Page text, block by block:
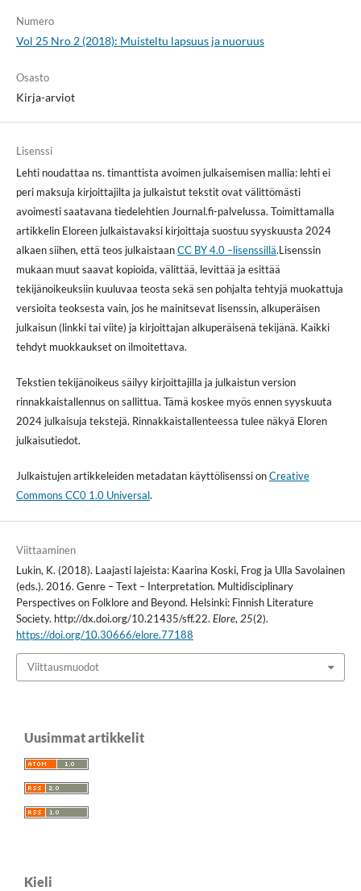
Numero
Vol 25 Nro 2 (2018): Muisteltu lapsuus ja nuoruus
Osasto
Kirja-arviot
Lisenssi
Lehti noudattaa ns. timanttista avoimen julkaisemisen mallia: lehti ei
peri maksuja kirjoittajilta ja julkaistut tekstit ovat välittömästi
avoimesti saatavana tiedelehtien Journal.fi-palvelussa. Toimittamalla
artikkelin Eloreen julkaistavaksi kirjoittaja suostuu syyskuusta 2024
alkaen siihen, että teos julkaistaanCC BY 4.0 –lisenssillä.Lisenssin
mukaan muut saavat kopioida, välittää, levittää ja esittää
tekijänoikeuksiin kuuluvaa teosta sekä sen pohjalta tehtyjä muokattuja
versioita teoksesta vain, jos he mainitsevat lisenssin, alkuperäisen
julkaisun (linkki tai viite) ja kirjoittajan alkuperäisenä tekijänä. Kaikki
tehdyt muokkaukset on ilmoitettava.
Tekstien tekijänoikeus säilyy kirjoittajilla ja julkaistun version
rinnakkaistallennus on sallittua. Tämä koskee myös ennen syyskuuta
2024 julkaisuja tekstejä. Rinnakkaistallenteessa tulee näkyä Eloren
julkaisutiedot.
Julkaistujen artikkeleiden metadatan käyttölisenssi onCreative
Commons CC0 1.0 Universal.
Viittaaminen
Lukin, K. (2018). Laajasti lajeista: Kaarina Koski, Frog ja Ulla Savolainen
(eds.). 2016. Genre – Text – Interpretation. Multidisciplinary
Perspectives on Folklore and Beyond. Helsinki: Finnish Literature
Society. http://dx.doi.org/10.21435/sff.22. Elore, 25(2).
https://doi.org/10.30666/elore.77188
Viittausmuodot
Uusimmat artikkelit
Kieli